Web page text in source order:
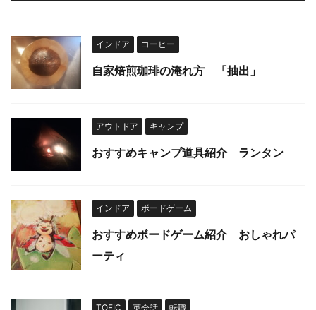
インドア コーヒー
自家焙煎珈琲の淹れ方 「抽出」
アウトドア キャンプ
おすすめキャンプ道具紹介 ランタン
インドア ボードゲーム
おすすめボードゲーム紹介 おしゃれパ
ーティ
TOEIC 英会話 転職